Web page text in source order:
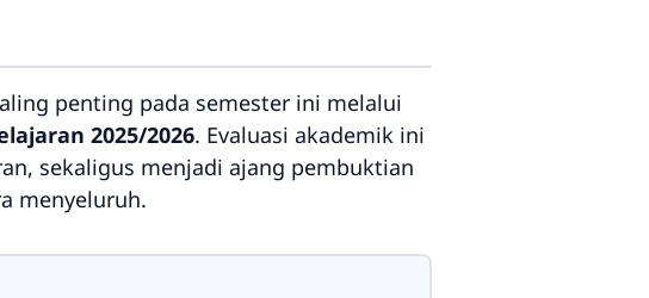
penting pada semester ini melalui
2025/2026. Evaluasi akademik ini
sekaligus menjadi ajang pembuktian
menyeluruh.